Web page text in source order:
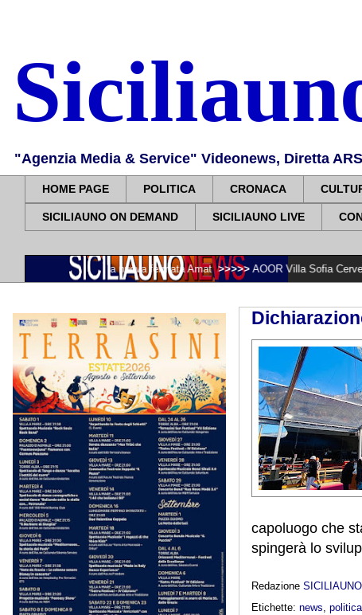
"Agenzia Media & Service" Videonews, Diretta
HOME PAGE POLITICA CRONACA
SICILIAUNO ON DEMAND SICILIAUNO LIVE
la nuova fermata Amat >>>>> AOOR Villa Sofia Cervello, Giovanni
capoluogo che
spingerà lo
Redazione
Etichette: news politica